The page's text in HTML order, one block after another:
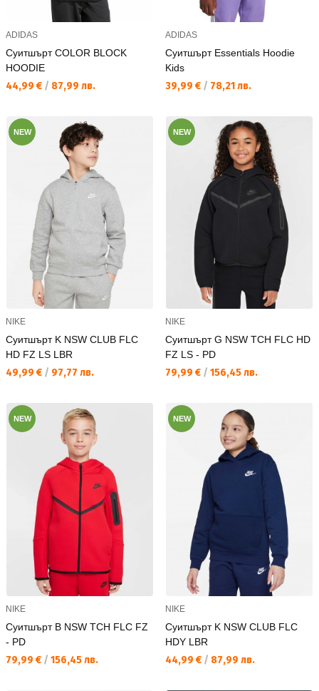
ADIDAS
Суитшърт COLOR BLOCK
HOODIE
Текуща цена:
44,99 € / 87,99 лв.
ADIDAS
Суитшърт Essentials Hoodie
Kids
Текуща цена:
39,99 € / 78,21 лв.
NEW
NIKE
Суитшърт K NSW CLUB FLC
HD FZ LS LBR
Текуща цена:
49,99 € / 97,77 лв.
NEW
NIKE
Суитшърт G NSW TCH FLC HD
FZ LS - PD
Текуща цена:
79,99 € / 156,45 лв.
NEW
NIKE
Суитшърт B NSW TCH FLC FZ
- PD
Текуща цена:
79,99 € / 156,45 лв.
NEW
NIKE
Суитшърт K NSW CLUB FLC
HDY LBR
Текуща цена:
44,99 € / 87,99 лв.